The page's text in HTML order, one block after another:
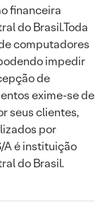
financeira
do Brasil.Toda
computadores
impedir
de
exime-se de
seus clientes,
por
A é instituição
do Brasil.